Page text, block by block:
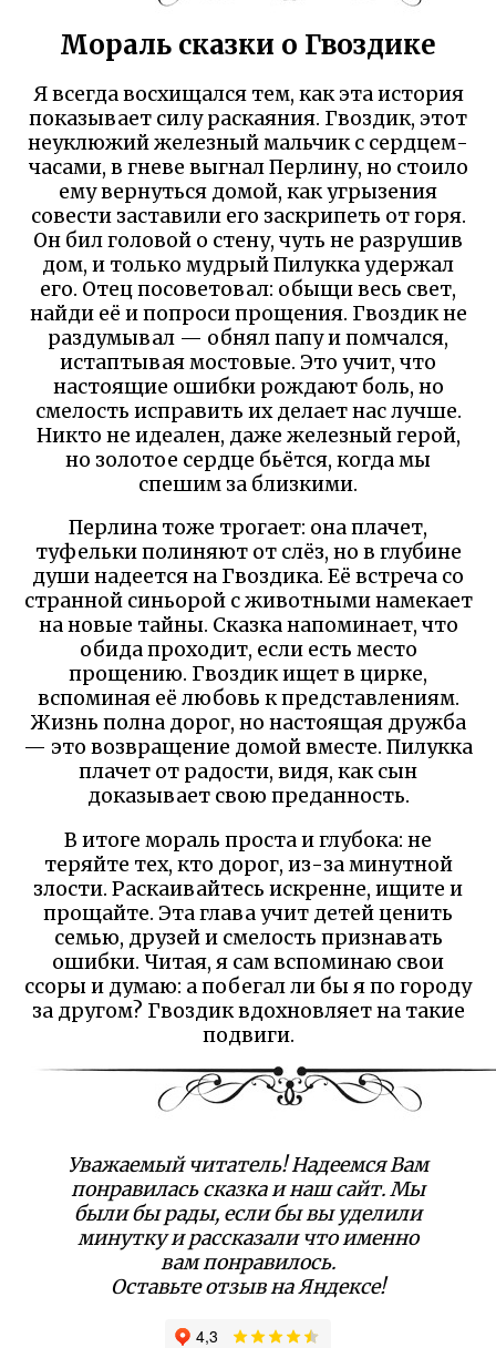
Мораль сказки о Гвоздике
Я всегда восхищался тем, как эта история
показывает силу раскаяния. Гвоздик, этот
неуклюжий железный мальчик с сердцем-
часами, в гневе выгнал Перлину, но стоило
ему вернуться домой, как угрызения
совести заставили его заскрипеть от горя.
Он бил головой о стену, чуть не разрушив
дом, и только мудрый Пилукка удержал
его. Отец посоветовал: обыщи весь свет,
найди её и попроси прощения. Гвоздик не
раздумывал — обнял папу и помчался,
истаптывая мостовые. Это учит, что
настоящие ошибки рождают боль, но
смелость исправить их делает нас лучше.
Никто не идеален, даже железный герой,
но золотое сердце бьётся, когда мы
спешим за близкими.
Перлина тоже трогает: она плачет,
туфельки полиняют от слёз, но в глубине
души надеется на Гвоздика. Её встреча со
странной синьорой с животными намекает
на новые тайны. Сказка напоминает, что
обида проходит, если есть место
прощению. Гвоздик ищет в цирке,
вспоминая её любовь к представлениям.
Жизнь полна дорог, но настоящая дружба
— это возвращение домой вместе. Пилукка
плачет от радости, видя, как сын
доказывает свою преданность.
В итоге мораль проста и глубока: не
теряйте тех, кто дорог, из-за минутной
злости. Раскаивайтесь искренне, ищите и
прощайте. Эта глава учит детей ценить
семью, друзей и смелость признавать
ошибки. Читая, я сам вспоминаю свои
ссоры и думаю: а побегал ли бы я по городу
за другом? Гвоздик вдохновляет на такие
подвиги.
Уважаемый читатель! Надеемся Вам
понравилась сказка и наш сайт. Мы
были бы рады, если бы вы уделили
минутку и рассказали что именно
вам понравилось.
Оставьте отзыв на Яндексе!